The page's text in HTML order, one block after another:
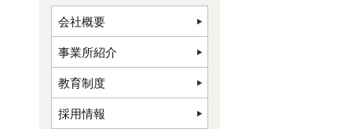
会社概要
事業所紹介
教育制度
採用情報